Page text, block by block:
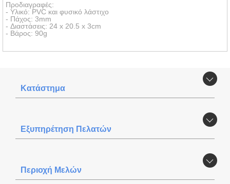
Προδιαγραφές:
- Υλικό: PVC και φυσικό λάστιχο
- Πάχος: 3mm
- Διαστάσεις: 24 x 20.5 x 3cm
- Βάρος: 90g
Κατάστημα
Εξυπηρέτηση Πελατών
Περιοχή Mελών